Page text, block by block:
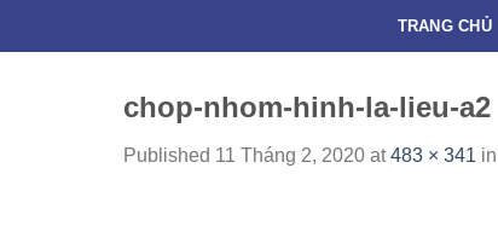
TRANG CHỦ
chop-nhom-hinh-la-lieu-a2
Published 11 Tháng 2, 2020 at483 × 341 in